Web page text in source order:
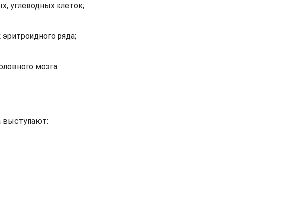
углеводных клеток;
ряда;
мозга.
выступают: